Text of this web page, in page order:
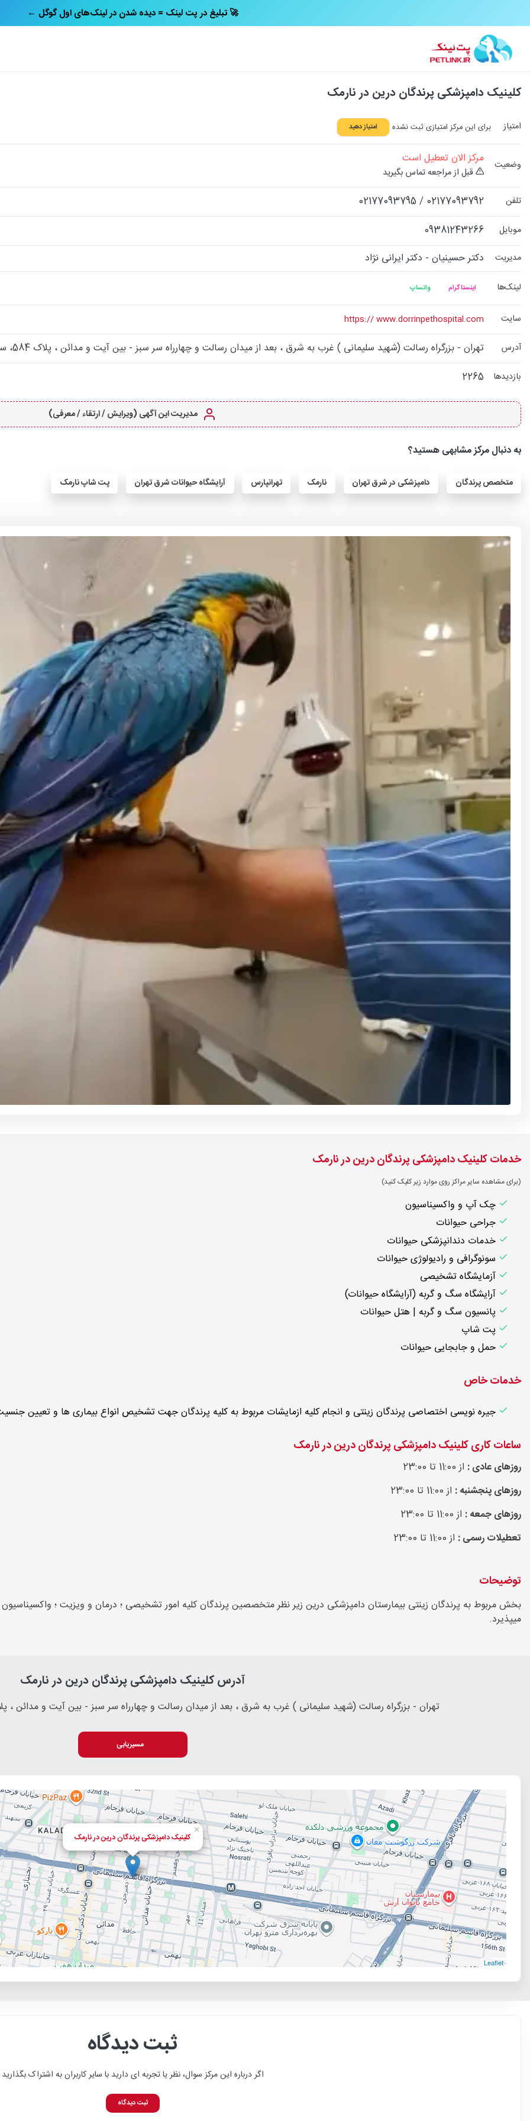
← تبلیغ در پت‌ لینک = دیده شدن در لینک‌های اول گوگل 🚀
کلینیک دامپزشکی پرندگان درین در نارمک
امتیاز برای این مرکز امتیازی ثبت نشده امتیاز دهید
وضعیت مرکز الان تعطیل است
قبل از مراجعه تماس بگیرید
تلفن
02177093792
/
02177093795
موبایل 09381243266
مدیریت دکتر حسینیان - دکتر ایرانی نژاد
لینک‌ها واتساپ اینستاگرام
سایت https:// www.dorrinpethospital.com
آدرس تهران - بزرگراه رسالت (شهید سلیمانی ) غرب به شرق ، بعد از میدان رسالت و چهارراه سر سبز - بین آیت و مدائن ، پلاک 584، ساختمان بیمارستان دامپزشکی درین
بازدیدها 2265
مدیریت این آگهی (ویرایش / ارتقاء / معرفی)
به دنبال مرکز مشابهی هستید؟
متخصص پرندگان دامپزشکی در شرق تهران نارمک تهرانپارس آرایشگاه حیوانات شرق تهران پت شاپ نارمک
خدمات کلینیک دامپزشکی پرندگان درین در نارمک
(برای مشاهده سایر مراکز روی موارد زیر کلیک کنید)
چک آپ و واکسیناسیون
جراحی حیوانات
خدمات دندانپزشکی حیوانات
سونوگرافی و رادیولوژی حیوانات
آزمایشگاه تشخیصی
آرایشگاه سگ و گربه (آرایشگاه حیوانات)
پانسیون سگ و گربه | هتل حیوانات
پت شاپ
حمل و جابجایی حیوانات
خدمات خاص
جیره نویسی اختصاصی پرندگان زینتی و انجام کلیه ازمایشات مربوط به کلیه پرندگان جهت تشخیص انواع بیماری ها و تعیین
ساعات کاری کلینیک دامپزشکی پرندگان درین در نارمک
روزهای عادی : از 11:00 تا 23:00
روزهای پنجشنبه : از 11:00 تا 23:00
روزهای جمعه : از 11:00 تا 23:00
تعطیلات رسمی : از 11:00 تا 23:00
توضیحات
بخش مربوط به پرندگان زینتی بیمارستان دامپزشکی درین زیر نظر متخصصین پرندگان کلیه امور تشخیصی ؛ درمان و ویزیت ؛ واکسیناسیون
میپذیرد.
آدرس کلینیک دامپزشکی پرندگان درین در نارمک
تهران - بزرگراه رسالت (شهید سلیمانی ) غرب به شرق ، بعد از میدان رسالت و چهارراه سر سبز - بین آیت و مدائن ، پلاک 584، ساختمان بیمارستان
مسیریابی
کلینیک دامپزشکی پرندگان درین در نارمک
×
Leaflet
ثبت دیدگاه
اگر درباره این مرکز سوال، نظر یا تجربه ای دارید با سایر کاربران به اشتراک بگذارید
ثبت دیدگاه